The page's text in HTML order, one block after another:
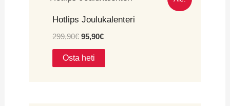
Hotlips Joulukalenteri
299,90€ 95,90€
Osta heti